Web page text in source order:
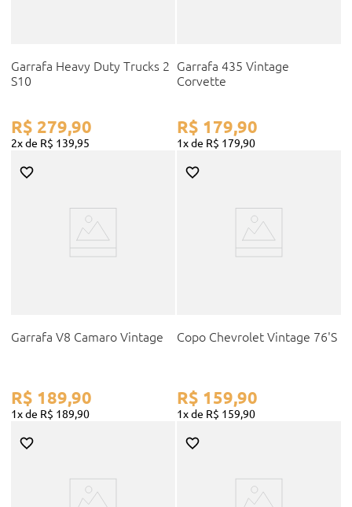
Garrafa Heavy Duty Trucks 2
S10
R$ 279,90
2 R$ 139,95
Garrafa 435 Vintage
Corvette
R$ 179,90
1 R$ 179,90
Garrafa V8 Camaro Vintage
R$ 189,90
1 R$ 189,90
Copo Chevrolet Vintage 76'S
R$ 159,90
1 R$ 159,90